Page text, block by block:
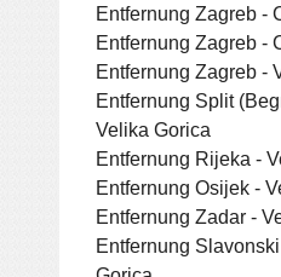
Entfernung Zagreb -
Entfernung Zagreb -
Entfernung Zagreb -
Entfernung Split
Velika Gorica
Entfernung Rijeka -
Entfernung Osijek -
Entfernung Zadar -
Entfernung